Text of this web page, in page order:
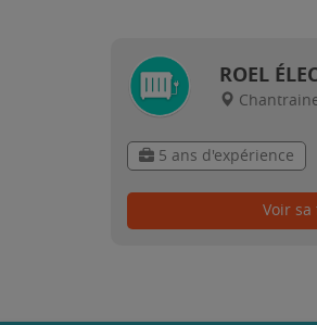
ROEL
5 ans d'expérience
Voir sa